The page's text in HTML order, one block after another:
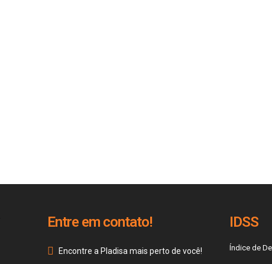
Entre em contato!
Encontre a Pladisa mais perto de você!
IDSS
Índice de